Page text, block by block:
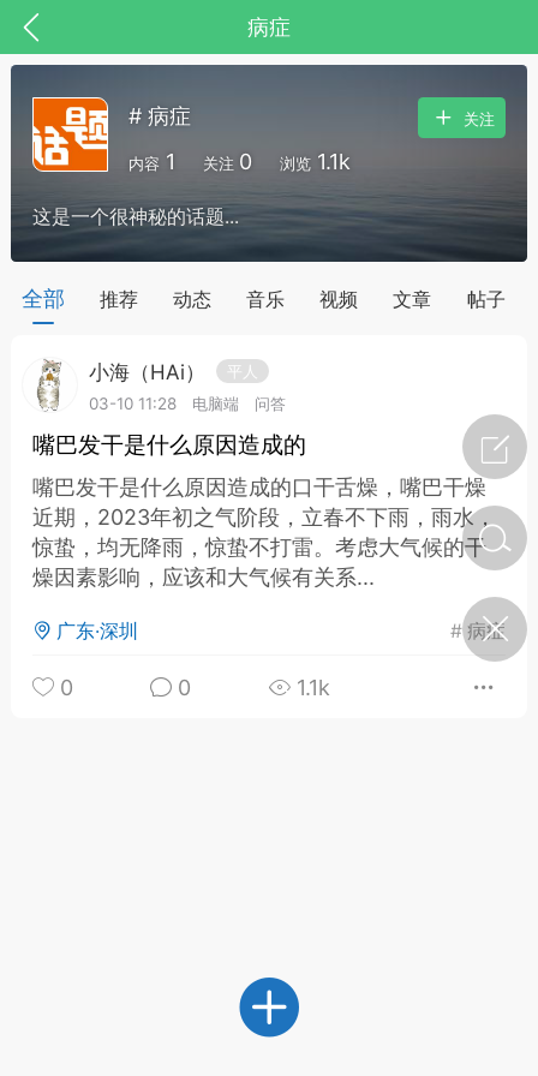
病症
，华夏中医人：家门口的中医人！
节气气象
节返乡期间“闪
谷气行、营卫通：内经视角
下的脾胃调养要义
# 病症
内容 1 关注 0 浏览 1.1k
关注
这是一个很神秘的话题...
全部 推荐 动态 音乐 视频 文章 帖子
小海（HAi）
平人
03-10 11:28
电脑端 问答
嘴巴发干是什么原因造成的
嘴巴发干是什么原因造成的口干舌燥，嘴巴干燥
近期，2023年初之气阶段，立春不下雨，雨水，
惊蛰，均无降雨，惊蛰不打雷。考虑大气候的干
燥因素影响，应该和大气候有关系...
广东·深圳 #病症
0 0 1.1k